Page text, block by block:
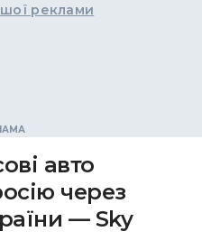
реклами
авто
через
— Sky